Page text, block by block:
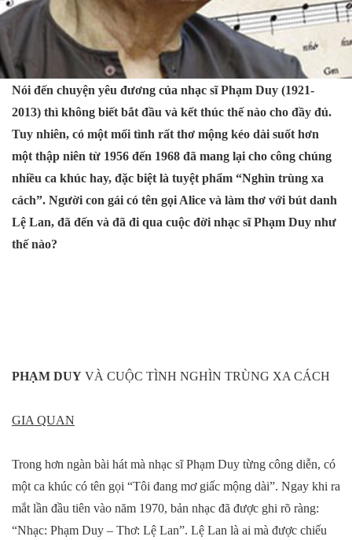
Nói đến chuyện yêu đương của nhạc sĩ Phạm Duy (1921-
2013) thì không biết bắt đầu và kết thúc thế nào cho đầy đủ.
Tuy nhiên, có một mối tình rất thơ mộng kéo dài suốt hơn
một thập niên từ 1956 đến 1968 đã mang lại cho công chúng
nhiều ca khúc hay, đặc biệt là tuyệt phẩm “Nghìn trùng xa
cách”. Người con gái có tên gọi Alice và làm thơ với bút danh
Lệ Lan, đã đến và đã đi qua cuộc đời nhạc sĩ Phạm Duy như
thế nào?
PHẠM DUY VÀ CUỘC TÌNH NGHÌN TRÙNG XA CÁCH
GIA QUAN
Trong hơn ngàn bài hát mà nhạc sĩ Phạm Duy từng công diễn, có
một ca khúc có tên gọi “Tôi đang mơ giấc mộng dài”. Ngay khi ra
mắt lần đầu tiên vào năm 1970, bản nhạc đã được ghi rõ ràng:
“Nhạc: Phạm Duy – Thơ: Lệ Lan”. Lệ Lan là ai mà được chiếu